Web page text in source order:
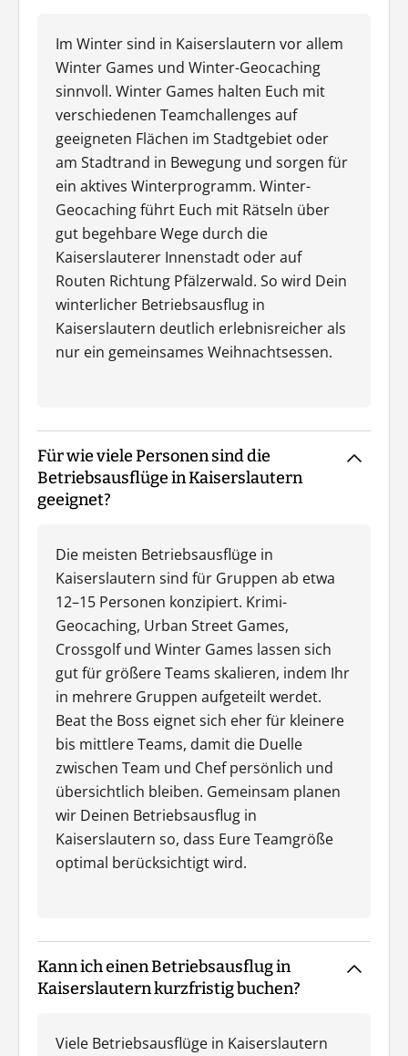
Im Winter sind in Kaiserslautern vor allem
Winter Games und Winter-Geocaching
sinnvoll. Winter Games halten Euch mit
verschiedenen Teamchallenges auf
geeigneten Flächen im Stadtgebiet oder
am Stadtrand in Bewegung und sorgen für
ein aktives Winterprogramm. Winter-
Geocaching führt Euch mit Rätseln über
gut begehbare Wege durch die
Kaiserslauterer Innenstadt oder auf
Routen Richtung Pfälzerwald. So wird Dein
winterlicher Betriebsausflug in
Kaiserslautern deutlich erlebnisreicher als
nur ein gemeinsames Weihnachtsessen.
Für wie viele Personen sind die
Betriebsausflüge in Kaiserslautern
geeignet?
Die meisten Betriebsausflüge in
Kaiserslautern sind für Gruppen ab etwa
12–15 Personen konzipiert. Krimi-
Geocaching, Urban Street Games,
Crossgolf und Winter Games lassen sich
gut für größere Teams skalieren, indem Ihr
in mehrere Gruppen aufgeteilt werdet.
Beat the Boss eignet sich eher für kleinere
bis mittlere Teams, damit die Duelle
zwischen Team und Chef persönlich und
übersichtlich bleiben. Gemeinsam planen
wir Deinen Betriebsausflug in
Kaiserslautern so, dass Eure Teamgröße
optimal berücksichtigt wird.
Kann ich einen Betriebsausflug in
Kaiserslautern kurzfristig buchen?
Viele Betriebsausflüge in Kaiserslautern